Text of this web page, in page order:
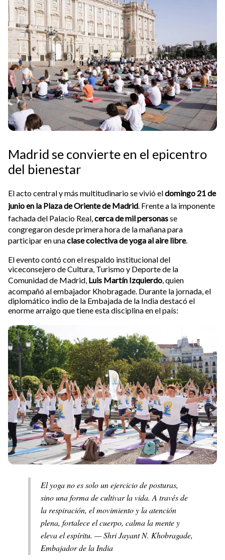
Madrid se convierte en el epicentro
del bienestar
El acto central y más multitudinario se vivió eldomingo 21 de
junio en la Plaza de Oriente de Madrid. Frente a la imponente
fachada del Palacio Real,cerca de mil personasse
congregaron desde primera hora de la mañana para
participar en unaclase colectiva de yoga al aire libre.
El evento contó con el respaldo institucional del
viceconsejero de Cultura, Turismo y Deporte de la
Comunidad de Madrid, Luis Martín Izquierdo, quien
acompañó al embajador Khobragade. Durante la jornada, el
diplomático indio de la Embajada de la India destacó el
enorme arraigo que tiene esta disciplina en el país:
El yoga no es solo un ejercicio de posturas,
sino una forma de cultivar la vida. A través de
la respiración, el movimiento y la atención
plena, fortalece el cuerpo, calma la mente y
eleva el espíritu. — Shri Jayant N. Khobragade,
Embajador de la India